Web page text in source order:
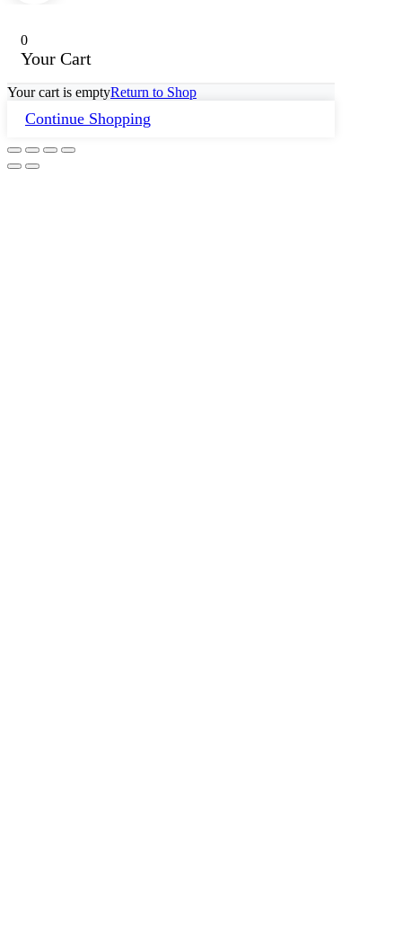
0
Your Cart
Your cart is emptyReturn to Shop
Continue Shopping